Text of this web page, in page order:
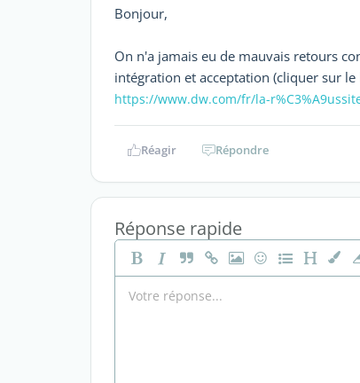
Bonjour,
On n'a jamais eu de mauvais retours
intégration et acceptation (cliquer sur
https://www.dw.com/fr/la-
Réagir Répondre
Réponse rapide